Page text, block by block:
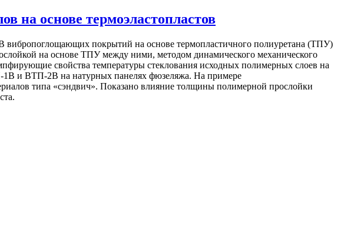
на основе термоэластопластов
покрытий на основе термопластичного полиуретана (ТПУ)
на основе ТПУ между ними, методом динамического механического
свойства температуры стеклования исходных полимерных слоев на
1В и ВТП-2В на натурных панелях фюзеляжа. На примере
типа «сэндвич». Показано влияние толщины полимерной прослойки